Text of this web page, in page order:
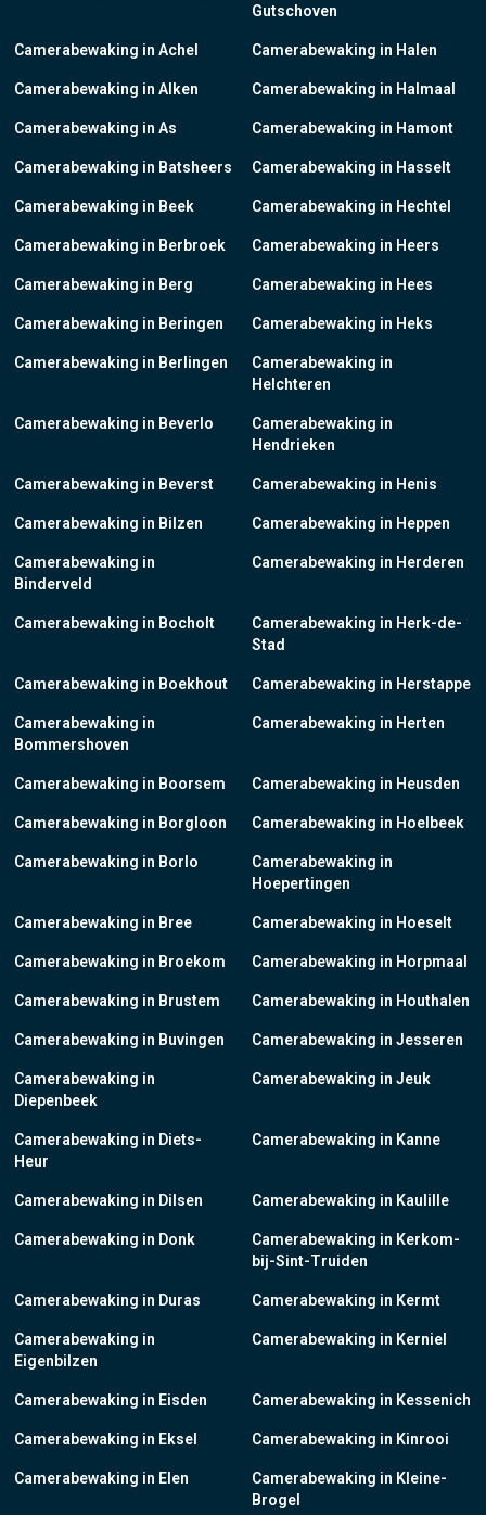
Camerabewaking in Achel
Camerabewaking in Alken
Camerabewaking in As
Camerabewaking in Batsheers
Camerabewaking in Beek
Camerabewaking in Berbroek
Camerabewaking in Berg
Camerabewaking in Beringen
Camerabewaking in Berlingen
Camerabewaking in Beverlo
Camerabewaking in Beverst
Camerabewaking in Bilzen
Camerabewaking in
Binderveld
Camerabewaking in Bocholt
Camerabewaking in Boekhout
Camerabewaking in
Bommershoven
Camerabewaking in Boorsem
Camerabewaking in Borgloon
Camerabewaking in Borlo
Camerabewaking in Bree
Camerabewaking in Broekom
Camerabewaking in Brustem
Camerabewaking in Buvingen
Camerabewaking in
Diepenbeek
Camerabewaking in Diets-
Heur
Camerabewaking in Dilsen
Camerabewaking in Donk
Camerabewaking in Duras
Camerabewaking in
Eigenbilzen
Camerabewaking in Eisden
Camerabewaking in Eksel
Camerabewaking in Elen
Gutschoven
Camerabewaking in Halen
Camerabewaking in Halmaal
Camerabewaking in Hamont
Camerabewaking in Hasselt
Camerabewaking in Hechtel
Camerabewaking in Heers
Camerabewaking in Hees
Camerabewaking in Heks
Camerabewaking in
Helchteren
Camerabewaking in
Hendrieken
Camerabewaking in Henis
Camerabewaking in Heppen
Camerabewaking in Herderen
Camerabewaking in Herk-de-
Stad
Camerabewaking in Herstappe
Camerabewaking in Herten
Camerabewaking in Heusden
Camerabewaking in Hoelbeek
Camerabewaking in
Hoepertingen
Camerabewaking in Hoeselt
Camerabewaking in Horpmaal
Camerabewaking in Houthalen
Camerabewaking in Jesseren
Camerabewaking in Jeuk
Camerabewaking in Kanne
Camerabewaking in Kaulille
Camerabewaking in Kerkom-
bij-Sint-Truiden
Camerabewaking in Kermt
Camerabewaking in Kerniel
Camerabewaking in Kessenich
Camerabewaking in Kinrooi
Camerabewaking in Kleine-
Brogel